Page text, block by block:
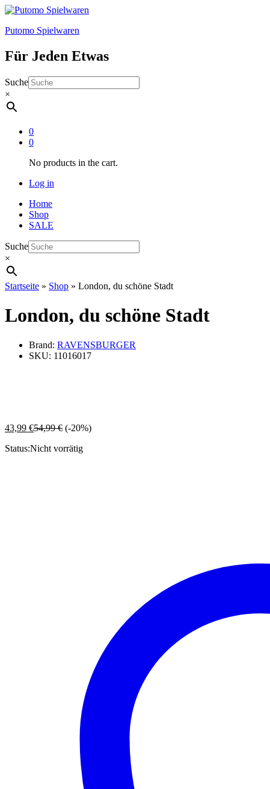
Putomo Spielwaren
Für Jeden Etwas
Suche
×
0
0
No products in the cart.
Log in
Home
Shop
SALE
Suche
×
Startseite » Shop » London, du schöne Stadt
London, du schöne Stadt
Brand: RAVENSBURGER
SKU: 11016017
43,99 €54,99€ (-20%)
Status:Nicht vorrätig